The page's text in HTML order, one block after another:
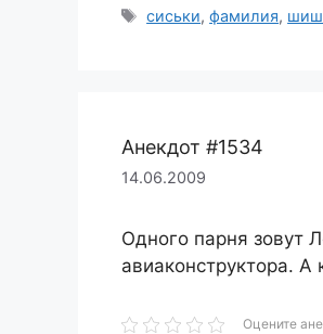
Метки
сиськи,фамилия,
Анекдот #1534
14.06.2009
Одного парня зовут
авиаконструктора.
Оцените